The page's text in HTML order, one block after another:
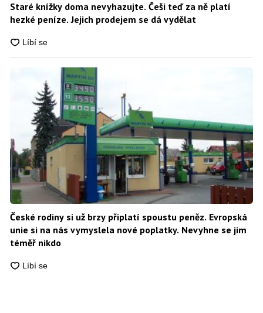
Staré knížky doma nevyhazujte. Češi teď za ně platí
hezké peníze. Jejich prodejem se dá vydělat
České rodiny si už brzy připlatí spoustu peněz. Evropská
unie si na nás vymyslela nové poplatky. Nevyhne se jim
téměř nikdo